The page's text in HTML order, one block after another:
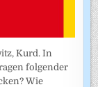
Kurd. In
folgender
Wie